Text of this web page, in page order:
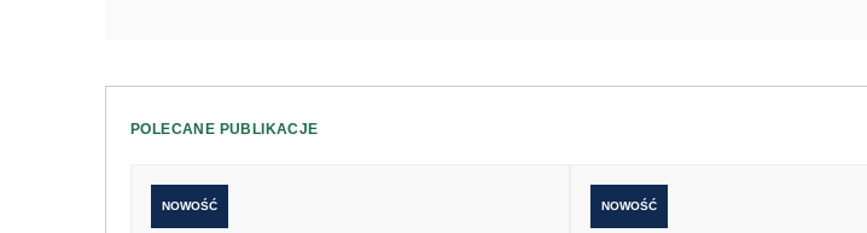
POLECANE PUBLIKACJE
NOWOŚĆ NOWOŚĆ